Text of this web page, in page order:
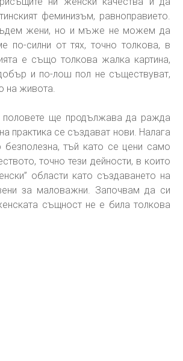
феминизъм, равноправието.
жени, но и мъже не можем да
по-силни от тях, точно толкова, в
е също толкова жалка картина,
и по-лош пол не съществуват,
на живота.
ще продължава да ражда
практика се създават нови. Налага
тъй като се цени само
точно тези дейности, в които
области като създаването на
за маловажни. Започвам да си
същност не е била толкова